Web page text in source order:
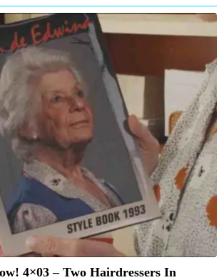
4×03 – Two Hairdressers In